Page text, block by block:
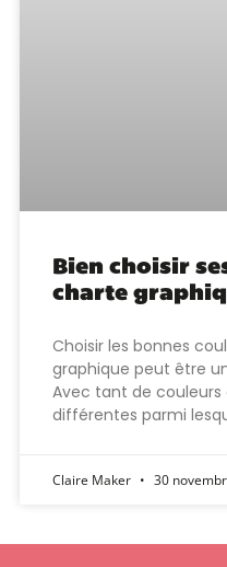
Bien choisir
charte
Choisir les bonnes
graphique peut être
Avec tant de
différentes parmi
Claire Maker 30